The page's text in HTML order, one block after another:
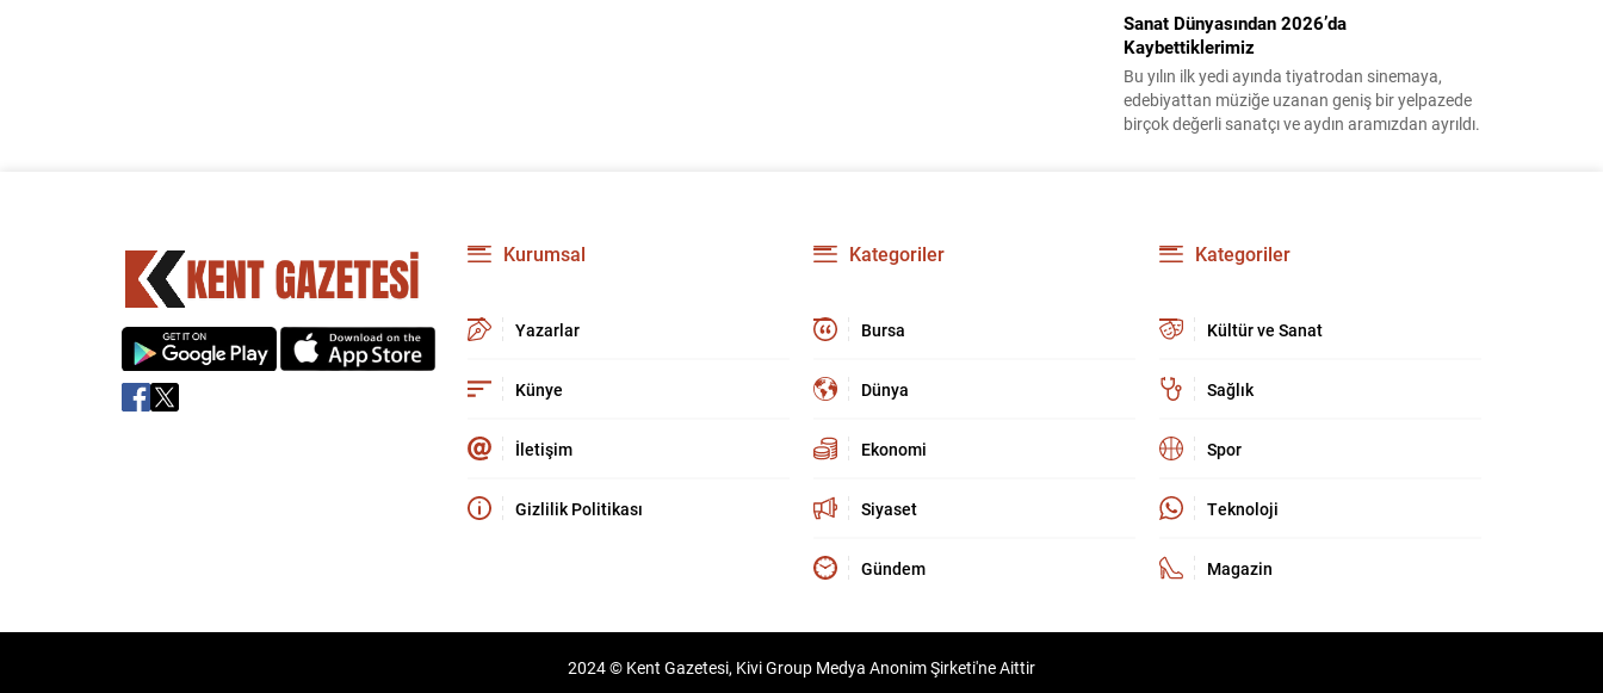
Sanat Dünyasından 2026’da
Kaybettiklerimiz
Bu yılın ilk yedi ayında tiyatrodan sinemaya,
edebiyattan müziğe uzanan geniş bir yelpazede
birçok değerli sanatçı ve aydın aramızdan ayrıldı.
hatırlanıyor; sanat dünyasının hafızasında
kalıcı...
Kurumsal
Yazarlar
Künye
İletişim
Gizlilik Politikası
Kategoriler
Bursa
Dünya
Ekonomi
Siyaset
Gündem
Kategoriler
Kültür ve Sanat
Sağlık
Spor
Teknoloji
Magazin
2024 © Kent Gazetesi, Kivi Group Medya Anonim Şirketi'ne Aittir